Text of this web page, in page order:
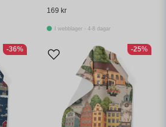
169 kr
I webblager - 4-8 dagar
-36% -25%